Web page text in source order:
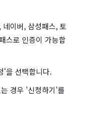
이버, 삼성패스, 토
스로 인증이 가능합
'을 선택합니다.
경우 '신청하기'를